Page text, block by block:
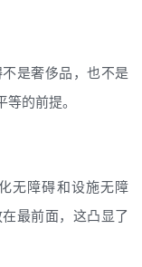
是奢侈品，也不是
的前提。
无障碍和设施无障
最前面，这凸显了